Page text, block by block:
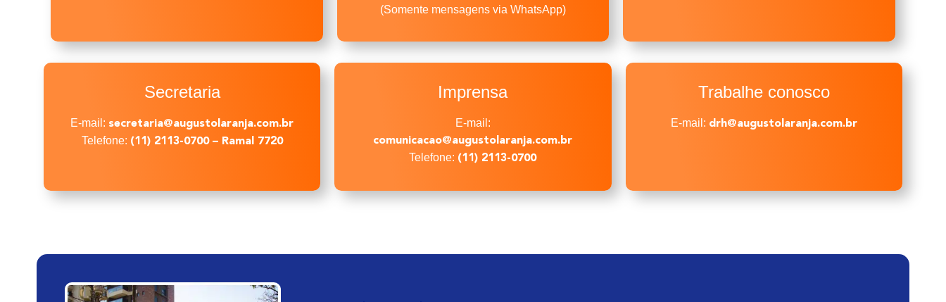
(Somente mensagens via WhatsApp)
Secretaria
E-mail: secretaria@augustolaranja.com.br
Telefone: (11) 2113-0700 – Ramal 7720
Imprensa
E-mail:
comunicacao@augustolaranja.com.br
Telefone: (11) 2113-0700
Trabalhe conosco
E-mail: drh@augustolaranja.com.br